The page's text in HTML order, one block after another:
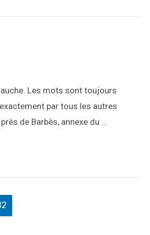
Les mots sont toujours
par tous les autres
de Barbès, annexe du …